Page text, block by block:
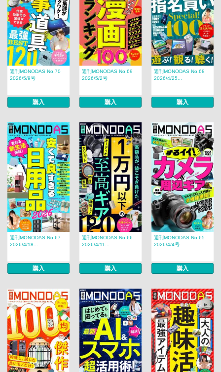
週刊MONODAS No.70
2026/5/9号
購入
週刊MONODAS No.69
2026/5/2号
購入
週刊MONODAS No.68
2026/4/25...
購入
週刊MONODAS No.67
2026/4/18...
購入
週刊MONODAS No.66
2026/4/11...
購入
週刊MONODAS No.65
2026/4/4号
購入